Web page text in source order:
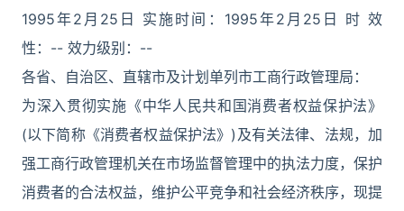
1995年2月25日 实施时间：1995年2月25日 时 效
性：-- 效力级别：--
各省、自治区、直辖市及计划单列市工商行政管理局：
为深入贯彻实施《中华人民共和国消费者权益保护法》
(以下简称《消费者权益保护法》)及有关法律、法规，加
强工商行政管理机关在市场监督管理中的执法力度，保护
消费者的合法权益，维护公平竞争和社会经济秩序，现提